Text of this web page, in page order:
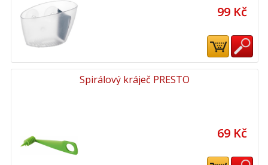
99 Kč
Spirálový kráječ PRESTO
69 Kč